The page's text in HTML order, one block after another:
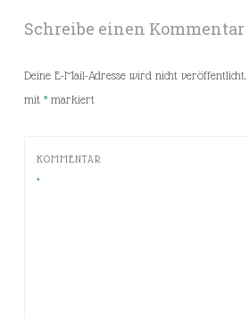
Schreibe einen Kommentar
Deine E-Mail-Adresse wird nicht veröffentlicht.
mit *markiert
KOMMENTAR
*